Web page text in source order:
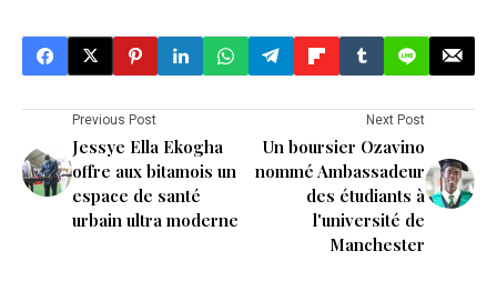
Previous Post
Jessye Ella Ekogha
offre aux bitamois un
espace de santé
urbain ultra moderne
Next Post
Un boursier Ozavino
nommé Ambassadeur
des étudiants à
l'université de
Manchester